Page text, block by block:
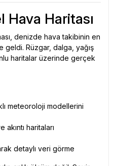
Hava Haritası
denizde hava takibinin en
geldi. Rüzgar, dalga, yağış
haritalar üzerinde gerçek
meteoroloji modellerini
haritaları
detaylı veri görme